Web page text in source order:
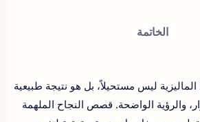
الخاتمة
النجاح في شركة DXN الماليزية ليس مستحيلاً، بل هو نتيجة طبيعية
والرؤية الواضحة. قصص النجاح الملهمة